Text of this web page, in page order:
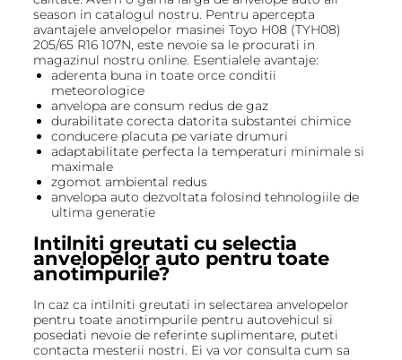
season in catalogul nostru. Pentru apercepta
avantajele anvelopelor masinei Toyo H08 (TYH08)
205/65 R16 107N, este nevoie sa le procurati in
magazinul nostru online. Esentialele avantaje:
aderenta buna in toate orce conditii
meteorologice
anvelopa are consum redus de gaz
durabilitate corecta datorita substantei chimice
conducere placuta pe variate drumuri
adaptabilitate perfecta la temperaturi minimale si
maximale
zgomot ambiental redus
anvelopa auto dezvoltata folosind tehnologiile de
ultima generatie
Intilniti greutati cu selectia
anvelopelor auto pentru toate
anotimpurile?
In caz ca intilniti greutati in selectarea anvelopelor
pentru toate anotimpurile pentru autovehicul si
posedati nevoie de referinte suplimentare, puteti
contacta mesterii nostri. Ei va vor consulta cum sa